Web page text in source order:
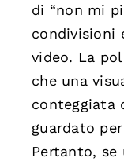
di “non mi
condivisioni
video. La
che una
conteggiata
guardato
Pertanto,